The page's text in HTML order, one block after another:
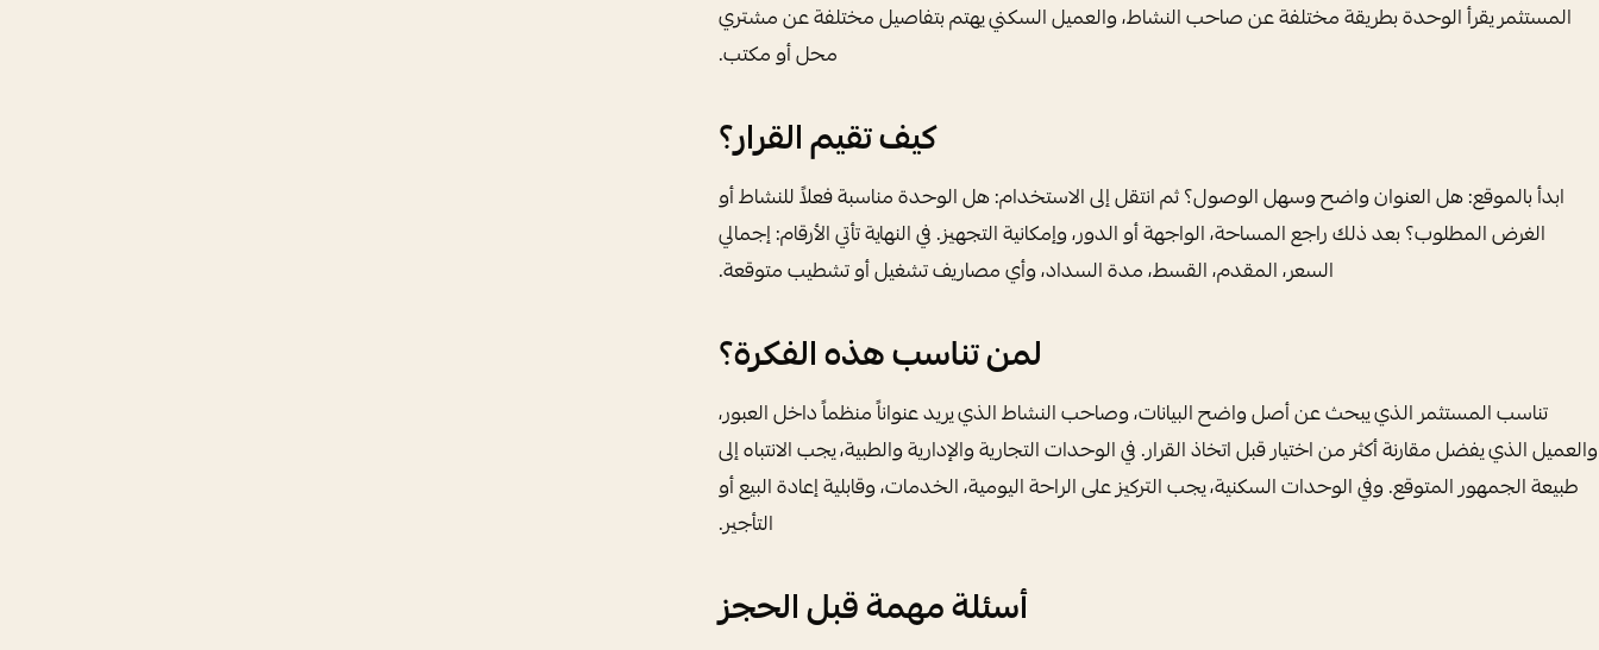
المستثمر يقرأ الوحدة بطريقة مختلفة عن صاحب النشاط، والعميل السكني يهتم بتفاصيل مختلفة عن مشتري
محل أو مكتب.
كيف تقيم القرار؟
ابدأ بالموقع: هل العنوان واضح وسهل الوصول؟ ثم انتقل إلى الاستخدام: هل الوحدة مناسبة فعلاً للنشاط أو
الغرض المطلوب؟ بعد ذلك راجع المساحة، الواجهة أو الدور، وإمكانية التجهيز. في النهاية تأتي الأرقام: إجمالي
السعر، المقدم، القسط، مدة السداد، وأي مصاريف تشغيل أو تشطيب متوقعة.
لمن تناسب هذه الفكرة؟
تناسب المستثمر الذي يبحث عن أصل واضح البيانات، وصاحب النشاط الذي يريد عنواناً منظماً داخل العبور،
والعميل الذي يفضل مقارنة أكثر من اختيار قبل اتخاذ القرار. في الوحدات التجارية والإدارية والطبية، يجب الانتباه إلى
طبيعة الجمهور المتوقع. وفي الوحدات السكنية، يجب التركيز على الراحة اليومية، الخدمات، وقابلية إعادة البيع أو
التأجير.
أسئلة مهمة قبل الحجز